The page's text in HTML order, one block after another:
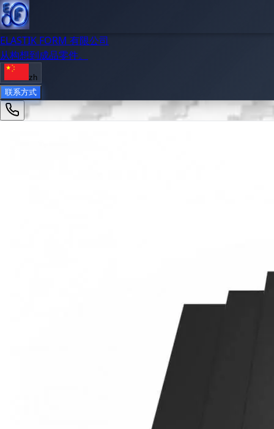
ELASTIK FORM 有限公司
从构想到成品零件。
zh
联系方式